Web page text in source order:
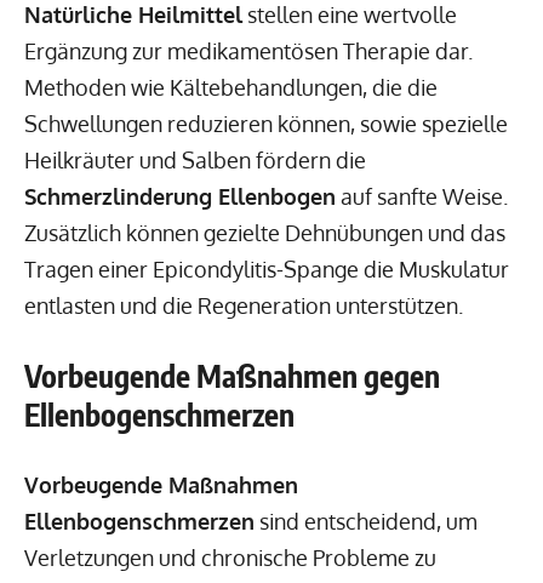
Natürliche Heilmittelstellen eine wertvolle
Ergänzung zur medikamentösen Therapie dar.
Methoden wie Kältebehandlungen, die die
Schwellungen reduzieren können, sowie spezielle
Heilkräuter und Salben fördern die
Schmerzlinderung Ellenbogen auf sanfte Weise.
Zusätzlich können gezielte Dehnübungen und das
Tragen einer Epicondylitis-Spange die Muskulatur
entlasten und die Regeneration unterstützen.
Vorbeugende Maßnahmen gegen
Ellenbogenschmerzen
Vorbeugende Maßnahmen
Ellenbogenschmerzen sind entscheidend, um
Verletzungen und chronische Probleme zu